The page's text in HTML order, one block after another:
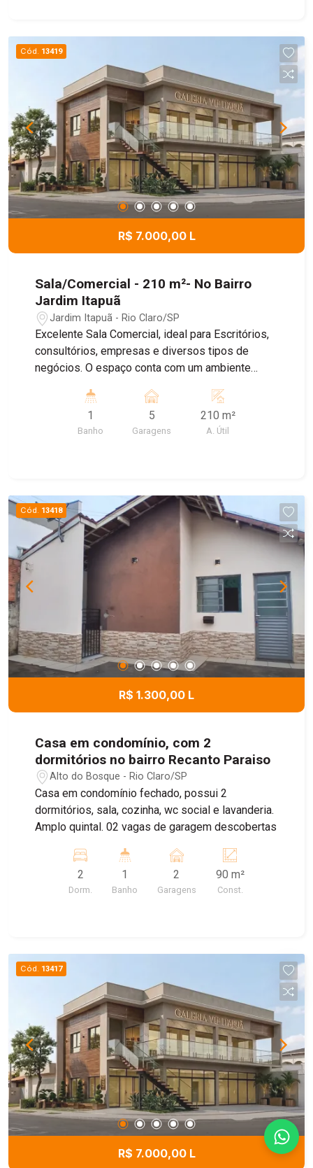
Cód. 13419
R$ 7.000,00 L
Sala/Comercial - 210 m²- No Bairro
Jardim Itapuã
Jardim Itapuã - Rio Claro/SP
Excelente Sala Comercial, ideal para Escritórios,
consultórios, empresas e diversos tipos de
negócios. O espaço conta com um ambiente
condicionado, proporcionando mais conforto para
o dia dia , e Sistema de energia solar, garantindo
maior economia e sustentabilidade. Agende uma
1
Banho
5
Garagens
210 m²
A. Útil
Cód. 13418
R$ 1.300,00 L
Casa em condomínio, com 2
dormitórios no bairro Recanto Paraiso
Alto do Bosque - Rio Claro/SP
Casa em condomínio fechado, possui 2
dormitórios, sala, cozinha, wc social e lavanderia.
Amplo quintal. 02 vagas de garagem descobertas
2
Dorm.
1
Banho
2
Garagens
90 m²
Const.
Cód. 13417
R$ 7.000,00 L